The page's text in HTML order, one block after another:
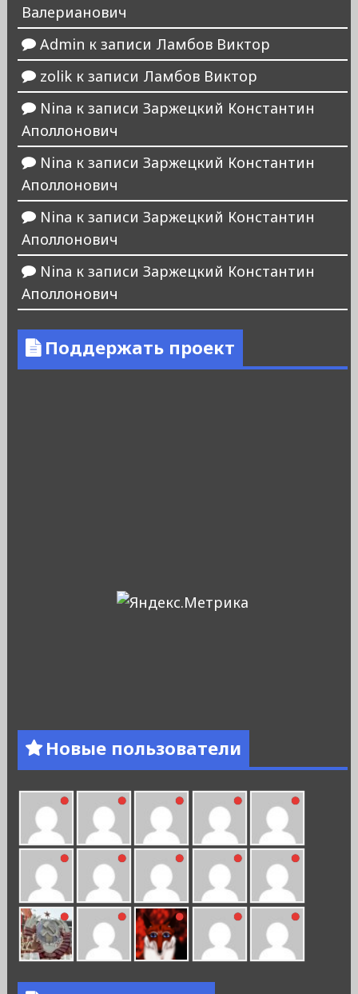
Валерианович
Admin к записи Ламбов Виктор
zolikк записи Ламбов Виктор
Nina к записи Заржецкий Константин
Аполлонович
Nina к записи Заржецкий Константин
Аполлонович
Nina к записи Заржецкий Константин
Аполлонович
Nina к записи Заржецкий Константин
Аполлонович
Поддержать проект
Новые пользователи